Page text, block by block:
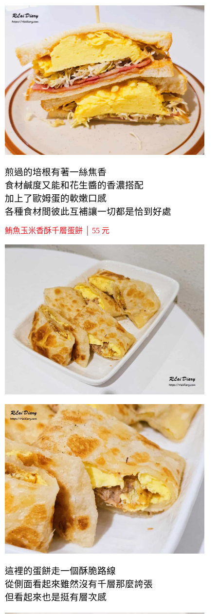
煎過的培根有著一絲焦香
食材鹹度又能和花生醬的香濃搭配
加上了歐姆蛋的軟嫩口感
各種食材間彼此互補讓一切都是恰到好處
鮪魚玉米香酥千層蛋餅 │ 55 元
這裡的蛋餅走一個酥脆路線
從側面看起來雖然沒有千層那麼誇張
但看起來也是挺有層次感